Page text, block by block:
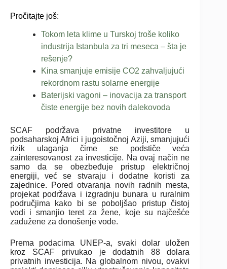
Pročitajte još:
Tokom leta klime u Turskoj troše koliko
industrija Istanbula za tri meseca – šta je
rešenje?
Kina smanjuje emisije CO2 zahvaljujući
rekordnom rastu solarne energije
Baterijski vagoni – inovacija za transport
čiste energije bez novih dalekovoda
SCAF podržava privatne investitore u
podsaharskoj Africi i jugoistočnoj Aziji, smanjujući
rizik ulaganja čime se podstiče veća
zainteresovanost za investicije. Na ovaj način ne
samo da se obezbeđuje pristup električnoj
energiji, već se stvaraju i dodatne koristi za
zajednice. Pored otvaranja novih radnih mesta,
projekat podržava i izgradnju bunara u ruralnim
područjima kako bi se poboljšao pristup čistoj
vodi i smanjio teret za žene, koje su najčešće
zadužene za donošenje vode.
Prema podacima UNEP-a, svaki dolar uložen
kroz SCAF privukao je dodatnih 88 dolara
privatnih investicija. Na globalnom nivou, ovakvi